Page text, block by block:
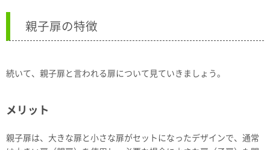
親子扉の特徴
続いて、親子扉と言われる扉について見ていきましょう。
メリット
親子扉は、大きな扉と小さな扉がセットになったデザインで、通常